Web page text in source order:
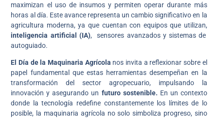
maximizan el uso de insumos y permiten operar durante más
horas al día. Este avance representa un cambio significativo en la
agricultura moderna, ya que cuentan con equipos que utilizan,
inteligencia artificial (IA), sensores avanzados y sistemas de
autoguiado.
El Día de la Maquinaria Agrícola nos invita a reflexionar sobre el
papel fundamental que estas herramientas desempeñan en la
transformación del sector agropecuario, impulsando la
innovación y asegurando un futuro sostenible. En un contexto
donde la tecnología redefine constantemente los límites de lo
posible, la maquinaria agrícola no solo simboliza progreso, sino